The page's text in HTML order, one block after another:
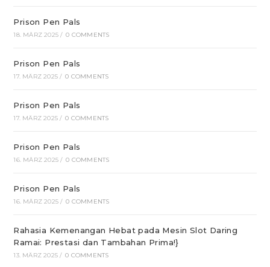
Prison Pen Pals
18. MÄRZ 2025 / 0 COMMENTS
Prison Pen Pals
17. MÄRZ 2025 / 0 COMMENTS
Prison Pen Pals
17. MÄRZ 2025 / 0 COMMENTS
Prison Pen Pals
16. MÄRZ 2025 / 0 COMMENTS
Prison Pen Pals
16. MÄRZ 2025 / 0 COMMENTS
Rahasia Kemenangan Hebat pada Mesin Slot Daring
Ramai: Prestasi dan Tambahan Prima!}
13. MÄRZ 2025 / 0 COMMENTS